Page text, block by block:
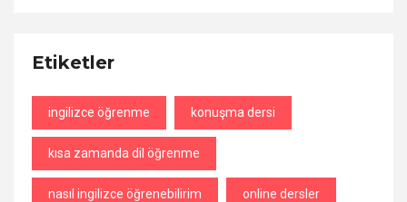
Etiketler
ingilizce öğrenme konuşma dersi
kısa zamanda dil öğrenme
nasıl ingilizce öğrenebilirim online dersler